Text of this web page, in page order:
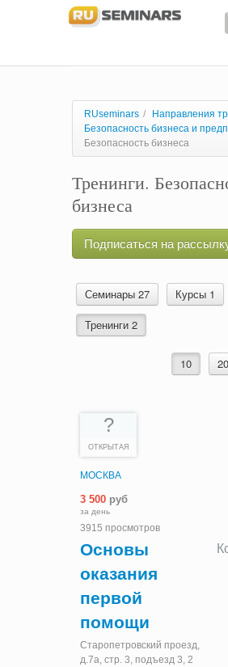
Курсы
Тренинги
Лектора
Войти
Регистрация
RUseminars / Направления
Безопасность бизнеса и
Безопасность бизнеса
Тренинги.
бизнеса
Подписаться на
Семинары 27
Курсы 1
Тренинги 2
10 20
?
ОТКРЫТАЯ
МОСКВА
3 500 руб
за день
3915 просмотров
Основы
оказания
первой
помощи
Старопетровский проезд,
д.7а, стр. 3, подъезд 3, 2